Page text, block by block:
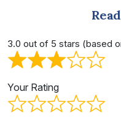
3.0 out of 5 stars (based
Your Rating